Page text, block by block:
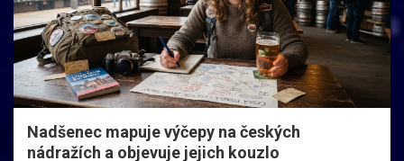
Nadšenec mapuje výčepy na českých
nádražích a objevuje jejich kouzlo